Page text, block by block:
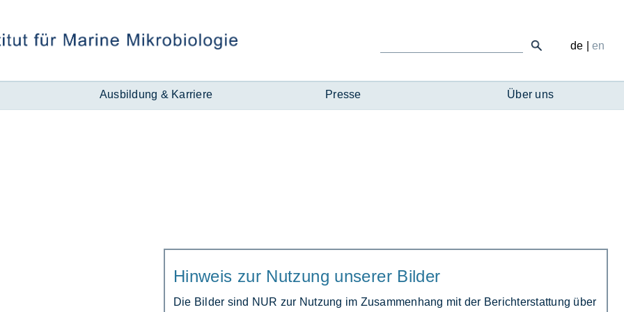
Ausbildung & Karriere Presse Über uns
de |en
Hinweis zur Nutzung unserer Bilder
Die Bil­der sind NUR zur Nut­zung im Zu­sam­men­hang mit der Be­richt­er­stat­tung über